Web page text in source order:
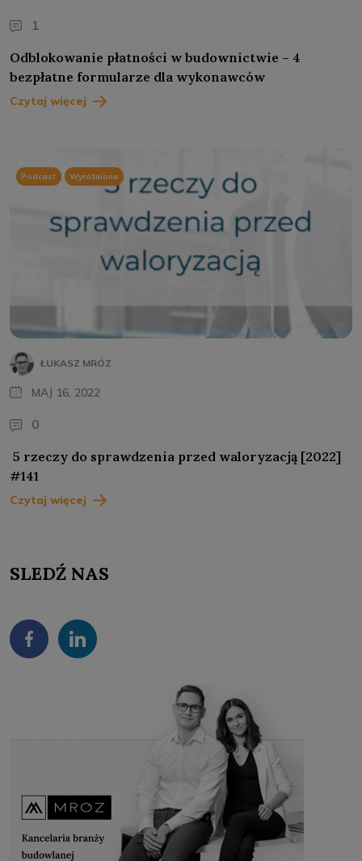
1
Odblokowanie płatności w budownictwie – 4
bezpłatne formularze dla wykonawców
Czytaj więcej
Podcast Wyróżnione
ŁUKASZ MRÓZ
MAJ 16, 2022
0
5 rzeczy do sprawdzenia przed waloryzacją [2022]
#141
Czytaj więcej
SLEDŹ NAS